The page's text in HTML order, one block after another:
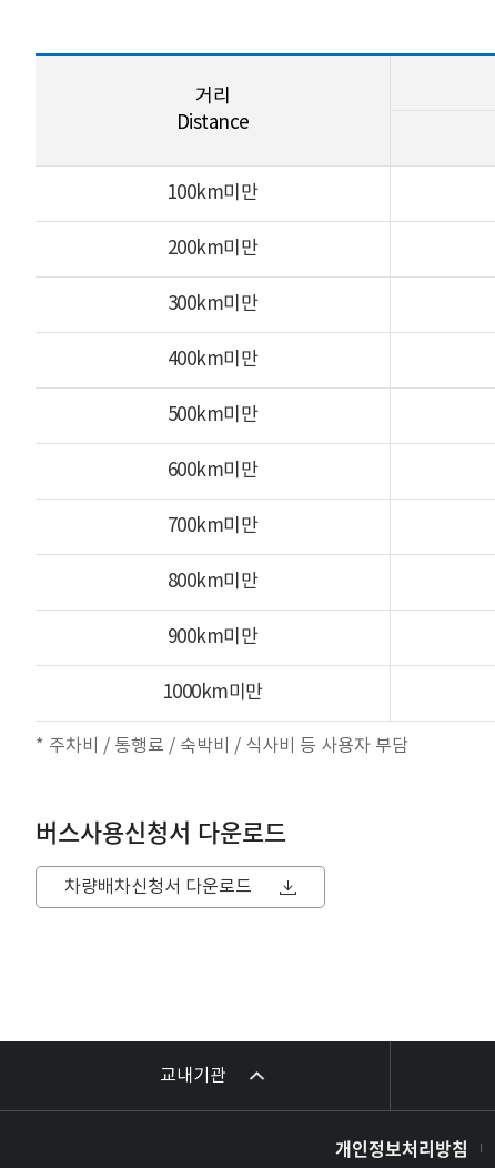
거리
Distance
100km미만
200km미만
300km미만
400km미만
500km미만
600km미만
700km미만
800km미만
900km미만
1000km미만
주차비 / 통행료 / 숙박비 / 식사비 등 사용자 부담
버스사용신청서 다운로드
차량배차신청서 다운로드
교내기관
개인정보처리방침